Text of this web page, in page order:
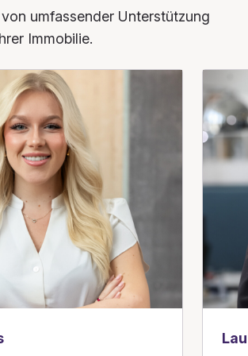
umfassender Unterstützung
Immobilie.